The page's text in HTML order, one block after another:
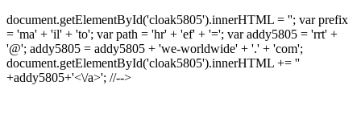
document.getElementById('cloak5805').innerHTML = ''; var prefix
= 'ma' + 'il' + 'to'; var path = 'hr' + 'ef' + '='; var addy5805 = 'rrt' +
'@'; addy5805 = addy5805 + 'we-worldwide' + '.' + 'com';
document.getElementById('cloak5805').innerHTML += ''
+addy5805+'<\/a>'; //-->